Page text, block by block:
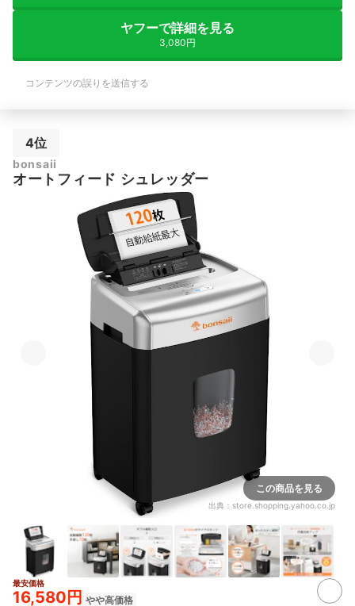
ヤフーで詳細を見る
3,080円
コンテンツの誤りを送信する
4位
bonsaii
オートフィード シュレッダー
この商品を見る
出典： store.shopping.yahoo.co.jp
最安価格
16,580円 やや高価格